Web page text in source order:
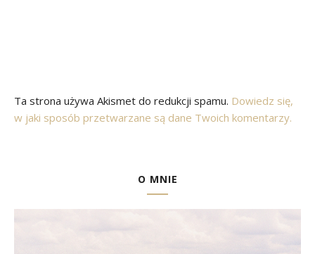
Ta strona używa Akismet do redukcji spamu. Dowiedz się,
w jaki sposób przetwarzane są dane Twoich komentarzy.
O MNIE